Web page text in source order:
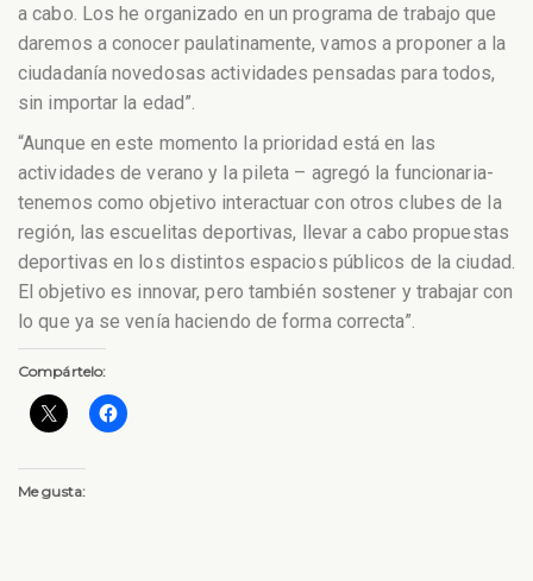
a cabo. Los he organizado en un programa de trabajo que
daremos a conocer paulatinamente, vamos a proponer a la
ciudadanía novedosas actividades pensadas para todos,
sin importar la edad”.
“Aunque en este momento la prioridad está en las
actividades de verano y la pileta – agregó la funcionaria-
tenemos como objetivo interactuar con otros clubes de la
región, las escuelitas deportivas, llevar a cabo propuestas
deportivas en los distintos espacios públicos de la ciudad.
El objetivo es innovar, pero también sostener y trabajar con
lo que ya se venía haciendo de forma correcta”.
Compártelo:
Me gusta: